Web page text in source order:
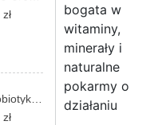
zł
zł
bogata w
witaminy,
minerały i
naturalne
pokarmy o
działaniu